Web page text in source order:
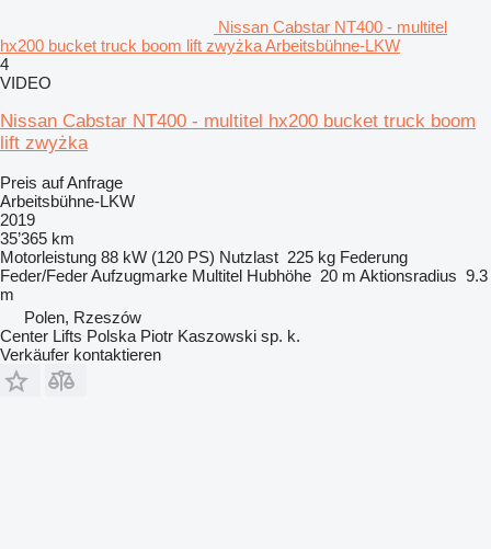
Nissan Cabstar NT400 - multitel
hx200 bucket truck boom lift zwyżka Arbeitsbühne-LKW
4
VIDEO
Nissan Cabstar NT400 - multitel hx200 bucket truck boom
lift zwyżka
Preis auf Anfrage
Arbeitsbühne-LKW
2019
35’365 km
Motorleistung 88 kW (120 PS) Nutzlast 225 kg Federung
Feder/FederAufzugmarke Multitel Hubhöhe 20 m Aktionsradius 9.3
m
Polen, Rzeszów
Center Lifts Polska Piotr Kaszowski sp. k.
Verkäufer kontaktieren